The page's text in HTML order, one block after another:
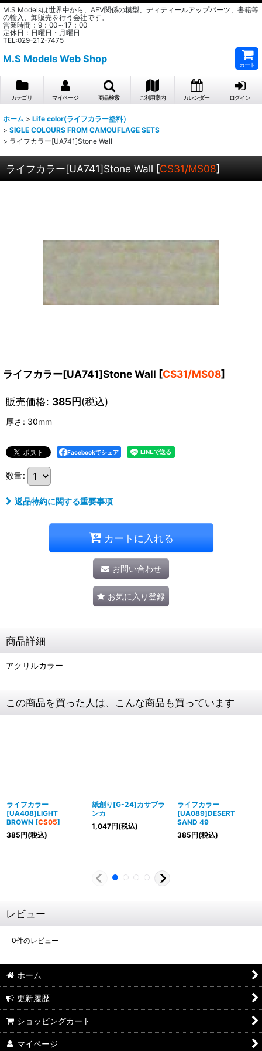
M.S Modelsは世界中から、AFV関係の模型、ディティールアップパーツ、書籍等
の輸入、卸販売を行う会社です。
営業時間：9：00～17：00
定休日：日曜日・月曜日
TEL:029-212-7475
M.S Models Web Shop
カート
カテゴリ マイページ 商品検索 ご利用案内 カレンダー ログイン
ホーム > Life color(ライフカラー塗料）
> SIGLE COLOURS FROM CAMOUFLAGE SETS
> ライフカラー[UA741]Stone Wall
ライフカラー[UA741]Stone Wall [CS31/MS08]
ライフカラー[UA741]Stone Wall [CS31/MS08]
販売価格: 385円(税込)
厚さ : 30mm
Facebookでシェア
数量:
返品特約に関する重要事項
カートに入れる
お問い合わせ
お気に入り登録
商品詳細
アクリルカラー
この商品を買った人は、こんな商品も買っています
ライフカラー
[UA408]LIGHT
BROWN [CS05]
385円(税込)
紙創り[G-24]カサブラ
ンカ
1,047円(税込)
ライフカラー
[UA089]DESERT
SAND 49
385円(税込)
レビュー
0件のレビュー
ホーム
更新履歴
ショッピングカート
マイページ